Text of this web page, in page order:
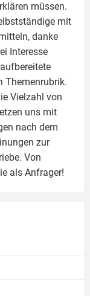
müssen.
mit
danke
Interesse
Themenrubrik.
Vielzahl von
uns mit
nach dem
zur
Von
als Anfrager!